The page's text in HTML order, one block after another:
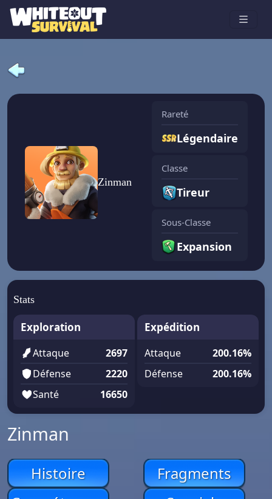
Zinman
Rareté
Légendaire
Classe
Tireur
Sous-Classe
Expansion
Stats
Exploration
Attaque
2697
Défense
2220
Santé
16650
Expédition
Attaque
200.16%
Défense
200.16%
Zinman
Histoire
Fragments